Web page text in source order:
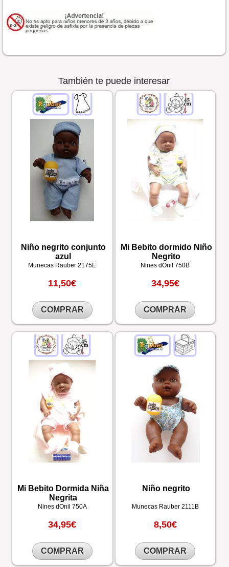
También te puede interesar
Niño negrito conjunto
azul
Munecas Rauber 2175E
11,50€
COMPRAR
Mi Bebito dormido Niño
Negrito
Nines dOnil 750B
34,95€
COMPRAR
Mi Bebito Dormida Niña
Negrita
Nines dOnil 750A
34,95€
COMPRAR
Niño negrito
Munecas Rauber 2111B
8,50€
COMPRAR